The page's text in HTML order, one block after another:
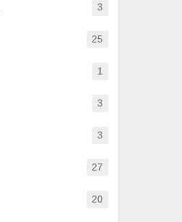
3
25
1
3
3
27
20